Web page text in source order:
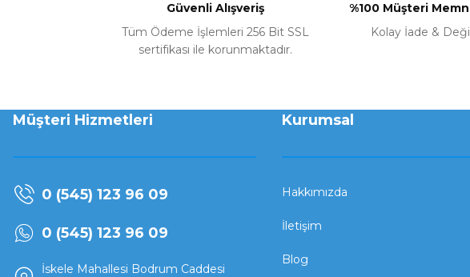
Güvenli Alışveriş
Tüm Ödeme İşlemleri 256 Bit SSL
sertifikası ile korunmaktadır.
%100 Müşteri
Kolay İade &
Müşteri Hizmetleri
0 (545) 123 96 09
0 (545) 123 96 09
İskele Mahallesi Bodrum Caddesi
Kurumsal
Hakkımızda
İletişim
Blog